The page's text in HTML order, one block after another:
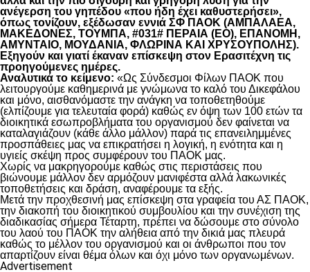
ανέγερση του γηπέδου «που ήδη έχει καθυστερήσει»,
όπως τονίζουν, εξέδωσαν εννιά ΣΦ ΠΑΟΚ (ΑΜΠΑΛΑΕΑ,
ΜΑΚΕΔΟΝΕΣ, ΤΟΥΜΠΑ, #031# ΠΕΡΑΙΑ (ΕΟ), ΕΠΑΝΟΜΗ,
ΑΜΥΝΤΑΙΟ, ΜΟΥΔΑΝΙΑ, ΦΛΩΡΙΝΑ ΚΑΙ ΧΡΥΣΟΥΠΟΛΗΣ).
Εξηγούν και γιατί έκαναν επίσκεψη στον Ερασιτέχνη τις
προηγούμενες ημέρες.
Αναλυτικά το κείμενο: «Ως Σύνδεσμοι Φίλων ΠΑΟΚ που
λειτουργούμε καθημερινά με γνώμωνα το καλό του Δικεφάλου
και μόνο, αισθανόμαστε την ανάγκη να τοποθετηθούμε
(ελπίζουμε για τελευταία φορά) καθώς εν όψη των 100 ετών τα
διοικητικά εσωπροβλήματα του οργανισμού δεν φαίνεται να
καταλαγιάζουν (κάθε άλλο μάλλον) παρά τις επανειλημμένες
προσπάθειες μας να επικρατήσει η λογική, η ενότητα και η
υγιείς σκέψη προς συμφέρουν του ΠΑΟΚ μας.
Χωρίς να μακρηγορούμε καθώς στις περιστάσεις που
βιώνουμε μάλλον δεν αρμόζουν μανιφέστα αλλά λακωνικές
τοποθετήσεις και δράση, αναφέρουμε τα εξής.
Μετά την προχθεσινή μας επίσκεψη στα γραφεία του ΑΣ ΠΑΟΚ,
την διακοπή του διοικητικού συμβουλίου και την συνέχιση της
διαδικασίας σήμερα Τέταρτη, πρέπει να δώσουμε στο σύνολο
του λαού του ΠΑΟΚ την αλήθεια από την δικιά μας πλευρά
καθώς το μέλλον του οργανισμού και οι άνθρωποι που τον
απαρτίζουν είναι θέμα όλων και όχι μόνο των οργανωμένων.
Advertisement